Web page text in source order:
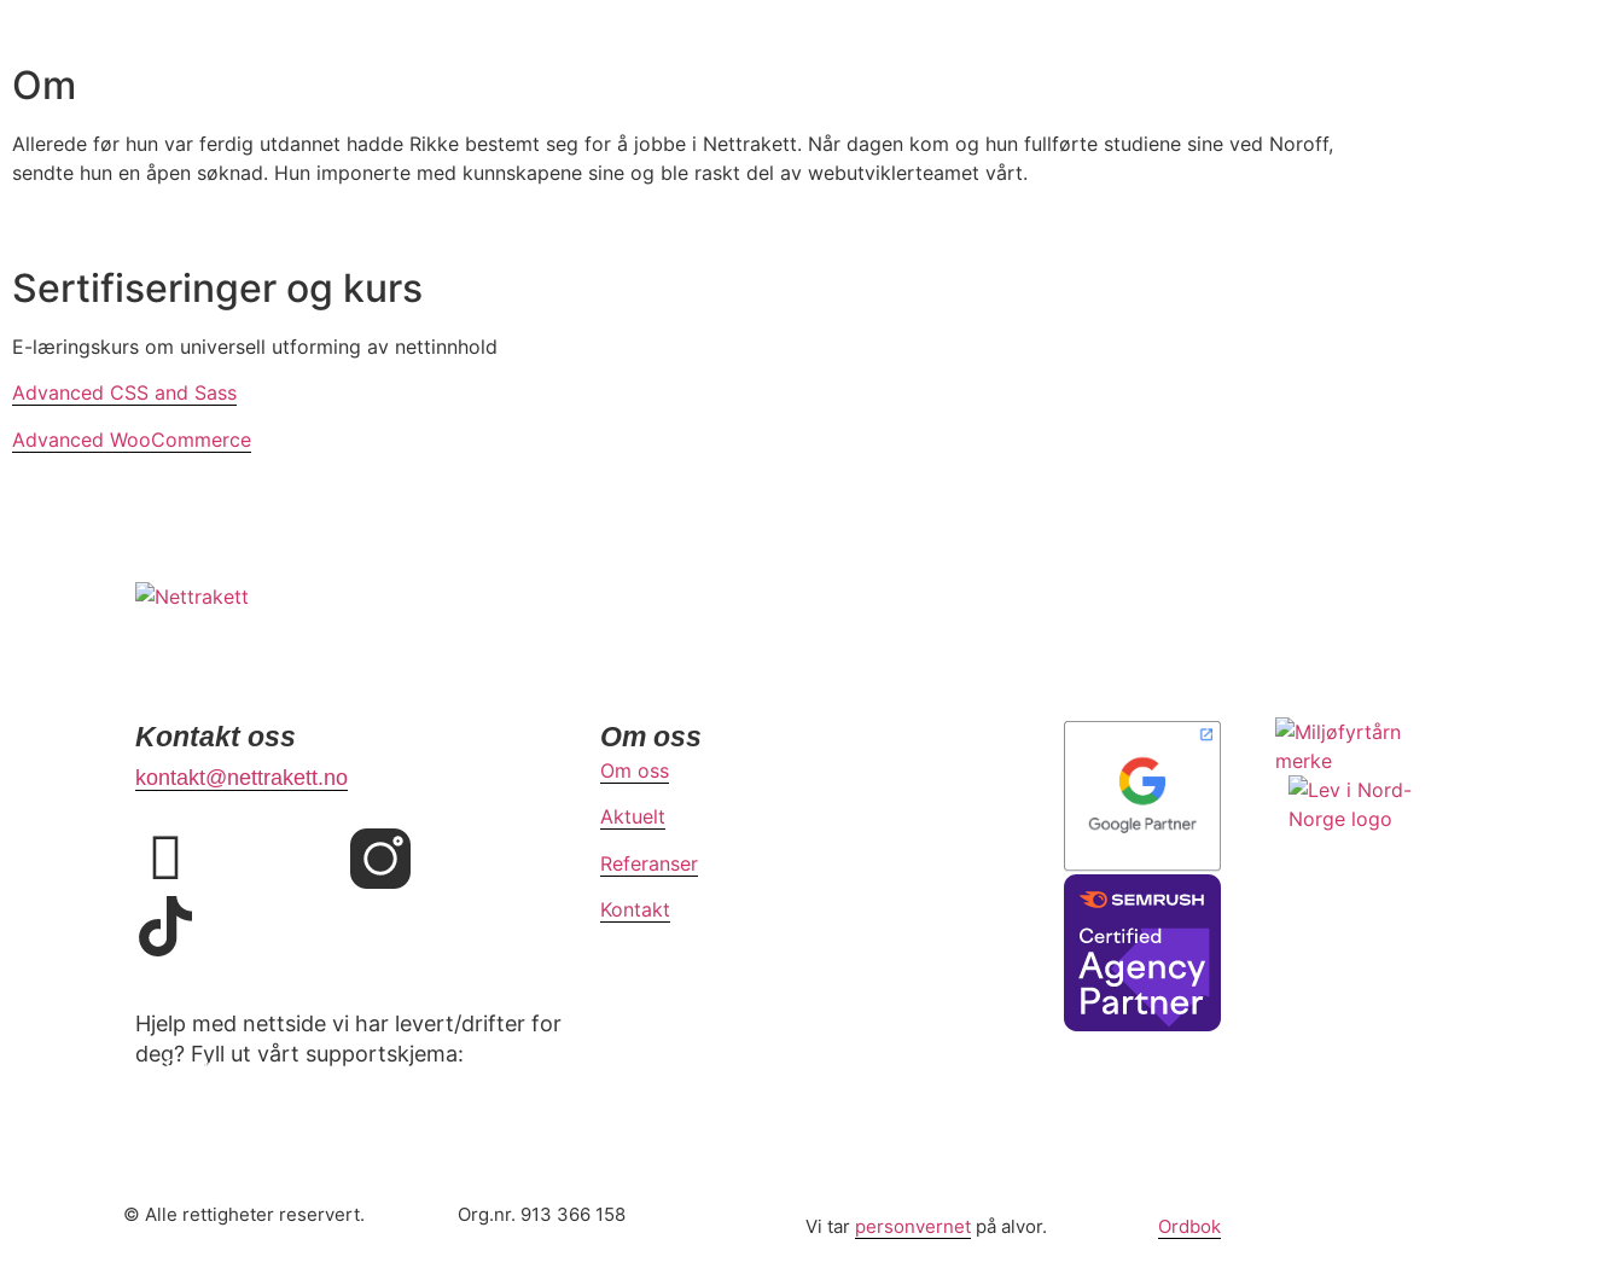
Om
Allerede før hun var ferdig utdannet hadde Rikke bestemt seg for å jobbe i Nettrakett. Når dagen kom og hun fullførte studiene sine ved Noroff,
sendte hun en åpen søknad. Hun imponerte med kunnskapene sine og ble raskt del av webutviklerteamet vårt.
Sertifiseringer og kurs
E-læringskurs om universell utforming av nettinnhold
Advanced CSS and Sass
Advanced WooCommerce
Kontakt oss
kontakt@nettrakett.no
Hjelp med nettside vi har levert/drifter for
deg? Fyll ut vårt supportskjema:
Support
Om oss
Om oss
Aktuelt
Referanser
Kontakt
© Alle rettigheter reservert. Org.nr. 913 366 158
Vi tar personvernetpå alvor. Ordbok